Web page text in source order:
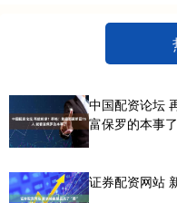
中国配资论坛
富保罗的本事了
证券配资网站